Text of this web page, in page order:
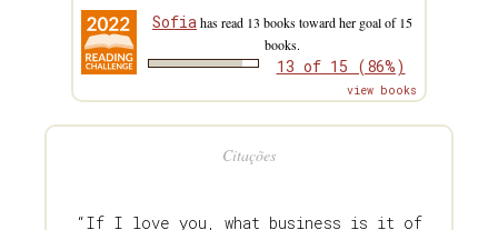
Sofiahas read 13 books toward her goal of 15
books.
13 of 15 (86%)
view books
Citações
“If I love you, what business is it of